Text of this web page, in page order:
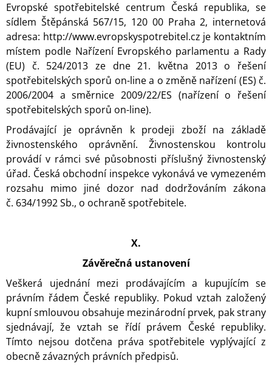
Evropské spotřebitelské centrum Česká republika, se
sídlem Štěpánská 567/15, 120 00 Praha 2, internetová
adresa: http://www.evropskyspotrebitel.cz je kontaktním
místem podle Nařízení Evropského parlamentu a Rady
(EU) č. 524/2013 ze dne 21. května 2013 o řešení
spotřebitelských sporů on-line a o změně nařízení (ES) č.
2006/2004 a směrnice 2009/22/ES (nařízení o řešení
spotřebitelských sporů on-line).
Prodávající je oprávněn k prodeji zboží na základě
živnostenského oprávnění. Živnostenskou kontrolu
provádí v rámci své působnosti příslušný živnostenský
úřad. Česká obchodní inspekce vykonává ve vymezeném
rozsahu mimo jiné dozor nad dodržováním zákona
č. 634/1992 Sb., o ochraně spotřebitele.
X.
Závěrečná ustanovení
Veškerá ujednání mezi prodávajícím a kupujícím se
právním řádem České republiky. Pokud vztah založený
kupní smlouvou obsahuje mezinárodní prvek, pak strany
sjednávají, že vztah se řídí právem České republiky.
Tímto nejsou dotčena práva spotřebitele vyplývající z
obecně závazných právních předpisů.